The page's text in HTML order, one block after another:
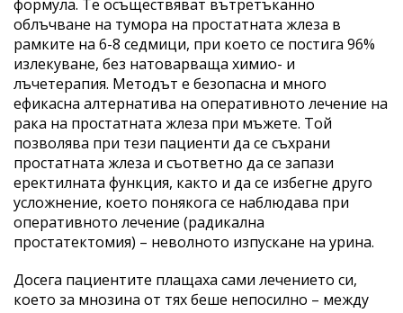
формула. Те осъществяват вътретъканно
облъчване на тумора на простатната жлеза в
рамките на 6-8 седмици, при което се постига 96%
излекуване, без натоварваща химио- и
лъчетерапия. Методът е безопасна и много
ефикасна алтернатива на оперативното лечение на
рака на простатната жлеза при мъжете. Той
позволява при тези пациенти да се съхрани
простатната жлеза и съответно да се запази
еректилната функция, както и да се избегне друго
усложнение, което понякога се наблюдава при
оперативното лечение (радикална
простатектомия) – неволното изпускане на урина.
Досега пациентите плащаха сами лечението си,
което за мнозина от тях беше непосилно – между